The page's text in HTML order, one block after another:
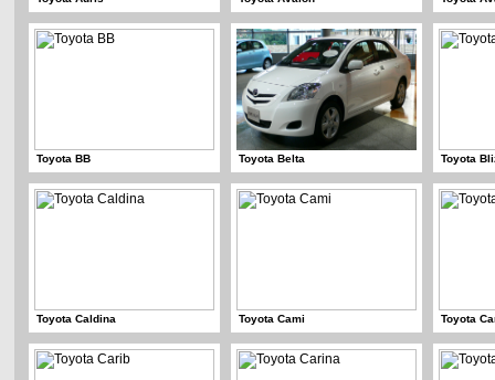
Toyota BB Toyota Belta Toyota
Toyota Caldina Toyota Cami Toyota